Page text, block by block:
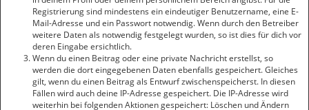
Registrierung sind mindestens ein eindeutiger Benutzername, eine E-
Mail-Adresse und ein Passwort notwendig. Wenn durch den Betreiber
weitere Daten als notwendig festgelegt wurden, so ist dies für dich vor
deren Eingabe ersichtlich.
Wenn du einen Beitrag oder eine private Nachricht erstellst, so
werden die dort eingegebenen Daten ebenfalls gespeichert. Gleiches
gilt, wenn du einen Beitrag als Entwurf zwischenspeicherst. In diesen
Fällen wird auch deine IP-Adresse gespeichert. Die IP-Adresse wird
weiterhin bei folgenden Aktionen gespeichert: Löschen und Ändern